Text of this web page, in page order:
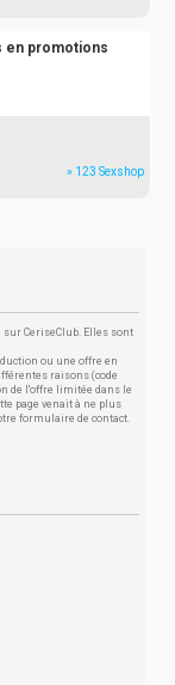
en promotions
» 123 Sexshop
CeriseClub. Elles sont
ou une offre en
raisons (code
de l'offre limitée dans le
page venait à ne plus
formulaire de contact.